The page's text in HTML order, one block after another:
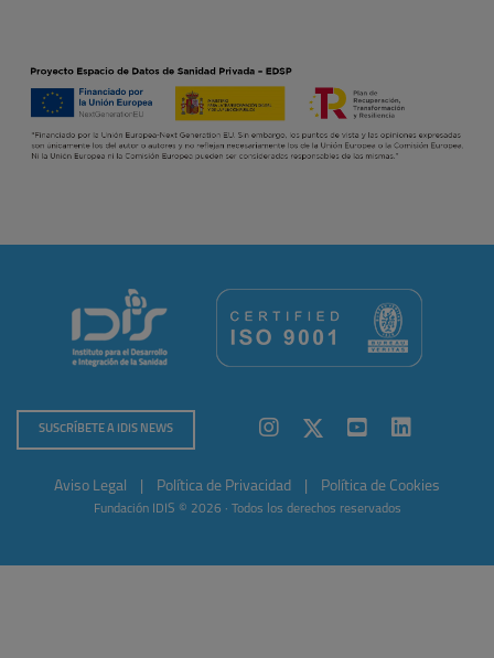
SUSCRÍBETE A IDIS NEWS
Aviso Legal Política de Privacidad Política de Cookies
Fundación IDIS © 2026 · Todos los derechos reservados